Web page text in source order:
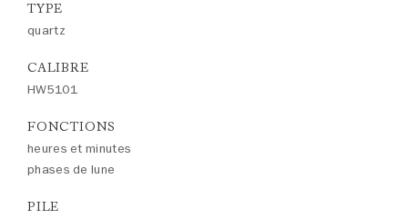
TYPE
quartz
CALIBRE
HW5101
FONCTIONS
heures et minutes
phases de lune
PILE